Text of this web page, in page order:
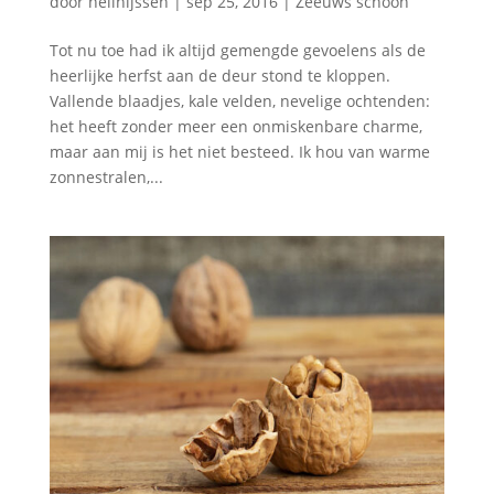
Tot nu toe had ik altijd gemengde gevoelens als de
heerlijke herfst aan de deur stond te kloppen.
Vallende blaadjes, kale velden, nevelige ochtenden:
het heeft zonder meer een onmiskenbare charme,
maar aan mij is het niet besteed. Ik hou van warme
zonnestralen,...